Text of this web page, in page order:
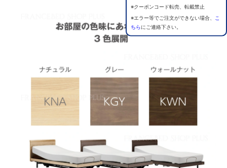
※クーポンコード転売、転載禁止
※エラー等でご注文ができない場合、
こ
ちらにご連絡下さい。